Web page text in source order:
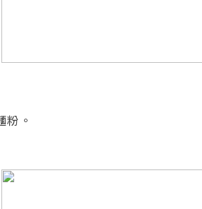
粉。